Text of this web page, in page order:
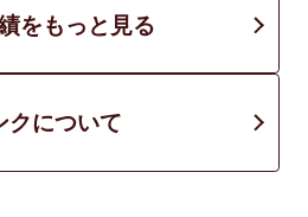
をもっと見る
クについて